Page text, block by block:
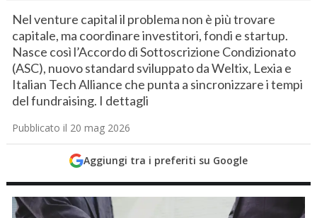
Nel venture capital il problema non è più trovare
capitale, ma coordinare investitori, fondi e startup.
Nasce così l’Accordo di Sottoscrizione Condizionato
(ASC), nuovo standard sviluppato da Weltix, Lexia e
Italian Tech Alliance che punta a sincronizzare i tempi
del fundraising. I dettagli
Pubblicato il 20 mag 2026
Aggiungi tra i preferiti su Google